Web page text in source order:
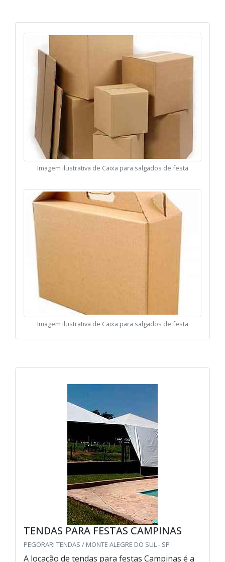
Imagem ilustrativa de Caixa para salgados de festa
Imagem ilustrativa de Caixa para salgados de festa
TENDAS PARA FESTAS CAMPINAS
PEGORARI TENDAS / MONTE ALEGRE DO SUL - SP
A locação de tendas para festas Campinas é a